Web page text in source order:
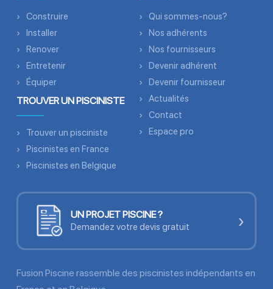
Construire
Installer
Renover
Entretenir
Équiper
TROUVER UN PISCINISTE
Trouver un pisciniste
Piscinistes en France
Piscinistes en Belgique
Qui sommes-nous?
Nos adhérents
Nos fournisseurs
Devenir adhérent
Devenir fournisseur
Actualités
Contact
Espace pro
UN PROJET PISCINE ?
Demandez votre devis gratuit ›
Fusion Piscine rassemble des piscinistes indépendants en